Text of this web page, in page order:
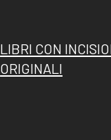
LIBRI CON
ORIGINALI